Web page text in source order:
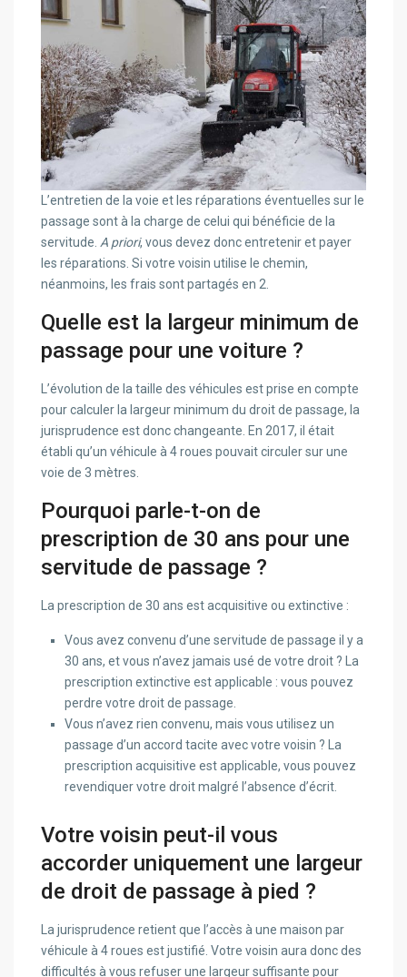
L’entretien de la voie et les réparations éventuelles sur le
passage sont à la charge de celui qui bénéficie de la
servitude. A priori, vous devez donc entretenir et payer
les réparations. Si votre voisin utilise le chemin,
néanmoins, les frais sont partagés en 2.
Quelle est la largeur minimum de
passage pour une voiture ?
L’évolution de la taille des véhicules est prise en compte
pour calculer la largeur minimum du droit de passage, la
jurisprudence est donc changeante. En 2017, il était
établi qu’un véhicule à 4 roues pouvait circuler sur une
voie de 3 mètres.
Pourquoi parle-t-on de
prescription de 30 ans pour une
servitude de passage ?
La prescription de 30 ans est acquisitive ou extinctive :
Vous avez convenu d’une servitude de passage il y a
30 ans, et vous n’avez jamais usé de votre droit ? La
prescription extinctive est applicable : vous pouvez
perdre votre droit de passage.
Vous n’avez rien convenu, mais vous utilisez un
passage d’un accord tacite avec votre voisin ? La
prescription acquisitive est applicable, vous pouvez
revendiquer votre droit malgré l’absence d’écrit.
Votre voisin peut-il vous
accorder uniquement une largeur
de droit de passage à pied ?
La jurisprudence retient que l’accès à une maison par
véhicule à 4 roues est justifié. Votre voisin aura donc des
difficultés à vous refuser une largeur suffisante pour